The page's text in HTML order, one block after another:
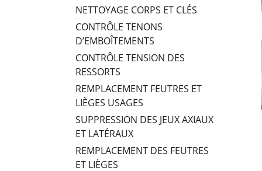
NETTOYAGE CORPS ET CLÉS
CONTRÔLE TENONS
D’EMBOÎTEMENTS
CONTRÔLE TENSION DES
RESSORTS
REMPLACEMENT FEUTRES ET
LIÈGES USAGES
SUPPRESSION DES JEUX AXIAUX
ET LATÉRAUX
REMPLACEMENT DES FEUTRES
ET LIÈGES